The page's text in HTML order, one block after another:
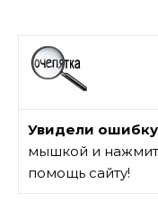
Увидели
мышкой и
помощь сайту!